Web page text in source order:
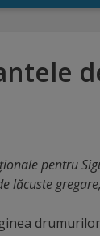
pentru
lăcuste